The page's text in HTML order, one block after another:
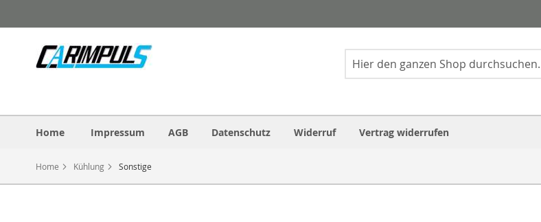
zum
Inhalt
Home Impressum AGB Datenschutz Widerruf Vertrag widerrufen
Home Kühlung Sonstige